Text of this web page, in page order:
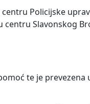
Policijske
centru Slavonskog
te je prevezena